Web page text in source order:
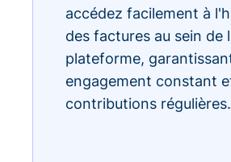
accédez facilement à
des factures au sein de
plateforme,
engagement constant
contributions régulières.